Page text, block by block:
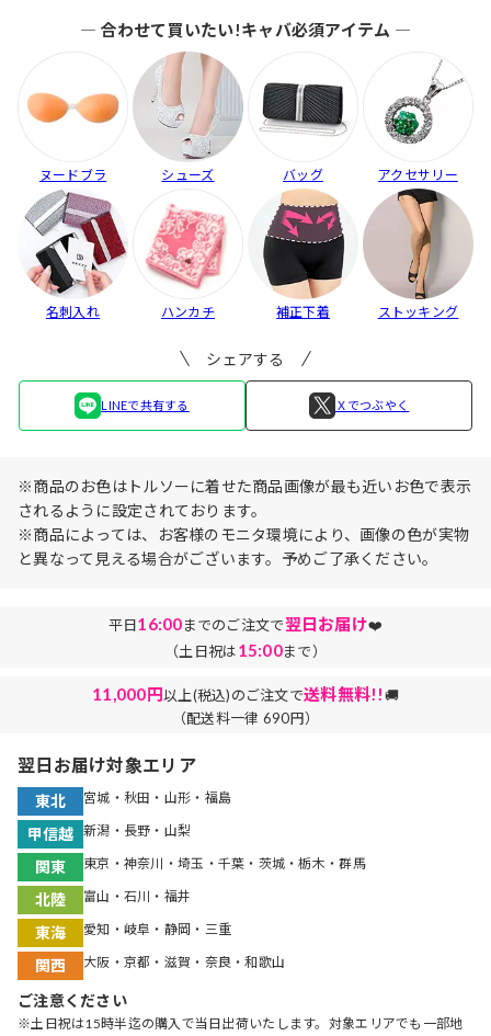
― 合わせて買いたい!キャバ必須アイテム ―
ヌードブラ シューズ バッグ アクセサリー
名刺入れ ハンカチ 補正下着 ストッキング
シェアする
LINEで共有する Ｘでつぶやく
※商品のお色はトルソーに着せた商品画像が最も近いお色で表示
されるように設定されております。
※商品によっては、お客様のモニタ環境により、画像の色が実物
と異なって見える場合がございます。予めご了承ください。
平日16:00までのご注文で翌日お届け❤️
（土日祝は15:00まで）
11,000円以上(税込)のご注文で送料無料!!🚚
（配送料一律 690円）
翌日お届け対象エリア
東北 宮城・秋田・山形・福島
甲信越 新潟・長野・山梨
関東 東京・神奈川・埼玉・千葉・茨城・栃木・群馬
北陸 富山・石川・福井
東海 愛知・岐阜・静岡・三重
関西 大阪・京都・滋賀・奈良・和歌山
ご注意ください
※土日祝は15時半迄の購入で当日出荷いたします。対象エリアでも一部地